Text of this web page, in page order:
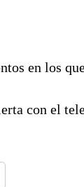
en los
con el